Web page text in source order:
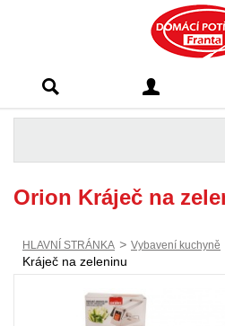
Franta -
Orion Kráječ na
HLAVNÍ STRÁNKA > Vybavení kuchyně
Kráječ na zeleninu